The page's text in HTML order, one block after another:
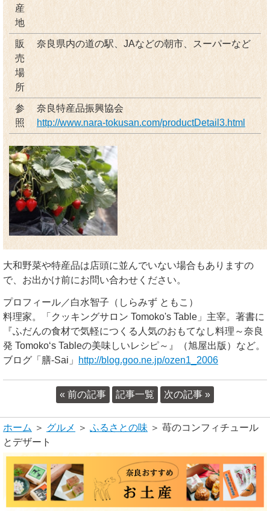
産
地
販
売
場
所
奈良県内の道の駅、JAなどの朝市、スーパーなど
参
照
奈良特産品振興協会
http://www.nara-tokusan.com/productDetail3.html
大和野菜や特産品は店頭に並んでいない場合もありますの
で、お出かけ前にお問い合わせください。
プロフィール／白水智子（しらみず ともこ）
料理家。「クッキングサロン Tomoko's Table」主宰。著書に
『ふだんの食材で気軽につくる人気のおもてなし料理～奈良
発 Tomoko‘s Tableの美味しいレシピ～』（旭屋出版）など。
ブログ「膳-Sai」
http://blog.goo.ne.jp/ozen1_2006
« 前の記事 記事一覧 次の記事 »
ホーム ＞ グルメ ＞ ふるさとの味 ＞ 苺のコンフィチュール
とデザート